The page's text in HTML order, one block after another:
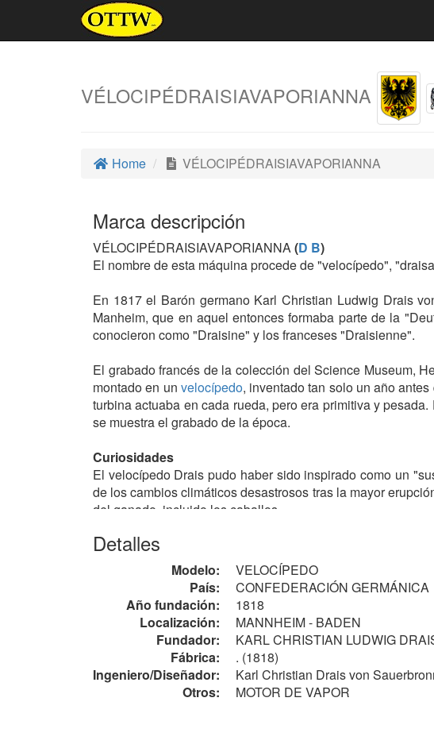
VÉLOCIPÉDRAISIAVAPORIANNA
Home VÉLOCIPÉDRAISIAVAPORIANNA
Marca descripción
VÉLOCIPÉDRAISIAVAPORIANNA(D B)
El nombre de esta máquina procede de "velocípedo",
En 1817 el Barón germano Karl Christian Ludwig Drais
Manheim, que en aquel entonces formaba parte de la
conocieron como "Draisine" y los franceses "Draisienne".
El grabado francés de la colección del Science Museum,
montado en un velocípedo, inventado tan solo un año
turbina actuaba en cada rueda, pero era primitiva y
se muestra el grabado de la época.
Curiosidades
El velocípedo Drais pudo haber sido inspirado como un
de los cambios climáticos desastrosos tras la mayor
del ganado, incluido los caballos.
En aquella época ya se conocían los fundamentos de la
CUGNOT , fabricado en 1769 por Nicolas
fue el primer transporte público de Londres.
Detalles
Modelo:
VELOCÍPEDO
País:
CONFEDERACIÓN GERMÁNICA
Año fundación:
1818
Localización:
MANNHEIM - BADEN
Fundador:
KARL CHRISTIAN LUDWIG
Fábrica:
. (1818)
Ingeniero/Diseñador:
Karl Christian Drais von
Otros:
MOTOR DE VAPOR